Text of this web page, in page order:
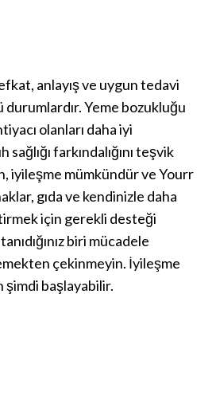
anlayış ve uygun tedavi
Yeme bozukluğu
olanları daha iyi
farkındalığını teşvik
iyileşme mümkündür ve Yourr
gıda ve kendinizle daha
için gerekli desteği
biri mücadele
çekinmeyin. İyileşme
başlayabilir.